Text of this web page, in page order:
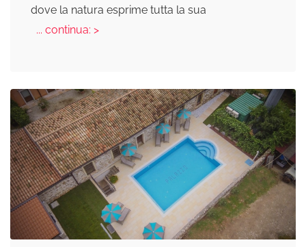
dove la natura esprime tutta la sua
... continua: >